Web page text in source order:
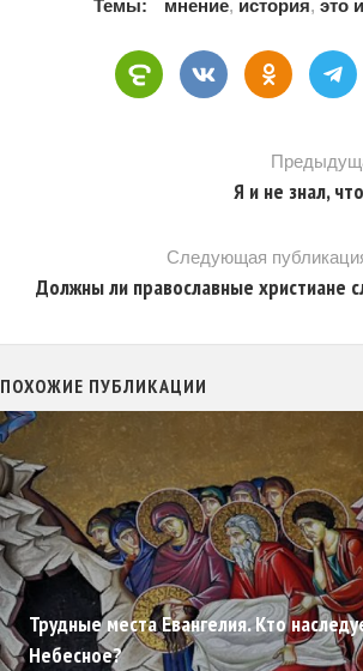
Темы: мнение, история, это
Я и не знал,
Следующая
Должны ли православные христиане
ПОХОЖИЕ ПУБЛИКАЦИИ
Трудные места Евангелия. Кто
Небесное?